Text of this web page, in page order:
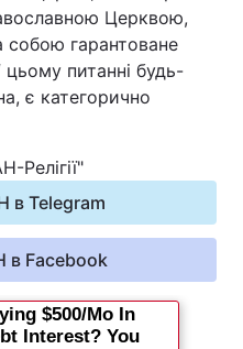
Церквою,
собою гарантоване
питанні будь-
є категорично
Релігії"
в Telegram
в Facebook